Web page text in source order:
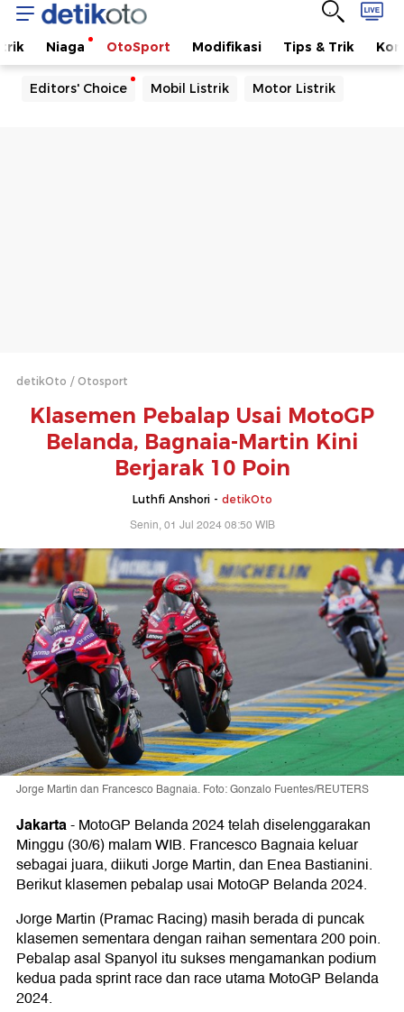
Niaga OtoSport Modifikasi Tips & Trik
Editors' Choice Mobil Listrik Motor Listrik
detikOto Otosport
Klasemen Pebalap Usai MotoGP
Belanda, Bagnaia-Martin Kini
Berjarak 10 Poin
Luthfi Anshori - detikOto
Senin, 01 Jul 2024 08:50 WIB
Jorge Martin dan Francesco Bagnaia. Foto: Gonzalo Fuentes/REUTERS
Jakarta-MotoGP Belanda 2024 telah diselenggarakan
Minggu (30/6) malam WIB. Francesco Bagnaia keluar
sebagai juara, diikuti Jorge Martin, dan Enea Bastianini.
Berikut klasemen pebalap usai MotoGP Belanda 2024.
Jorge Martin (Pramac Racing) masih berada di puncak
klasemen sementara dengan raihan sementara 200 poin.
Pebalap asal Spanyol itu sukses mengamankan podium
kedua pada sprint race dan race utama MotoGP Belanda
2024.